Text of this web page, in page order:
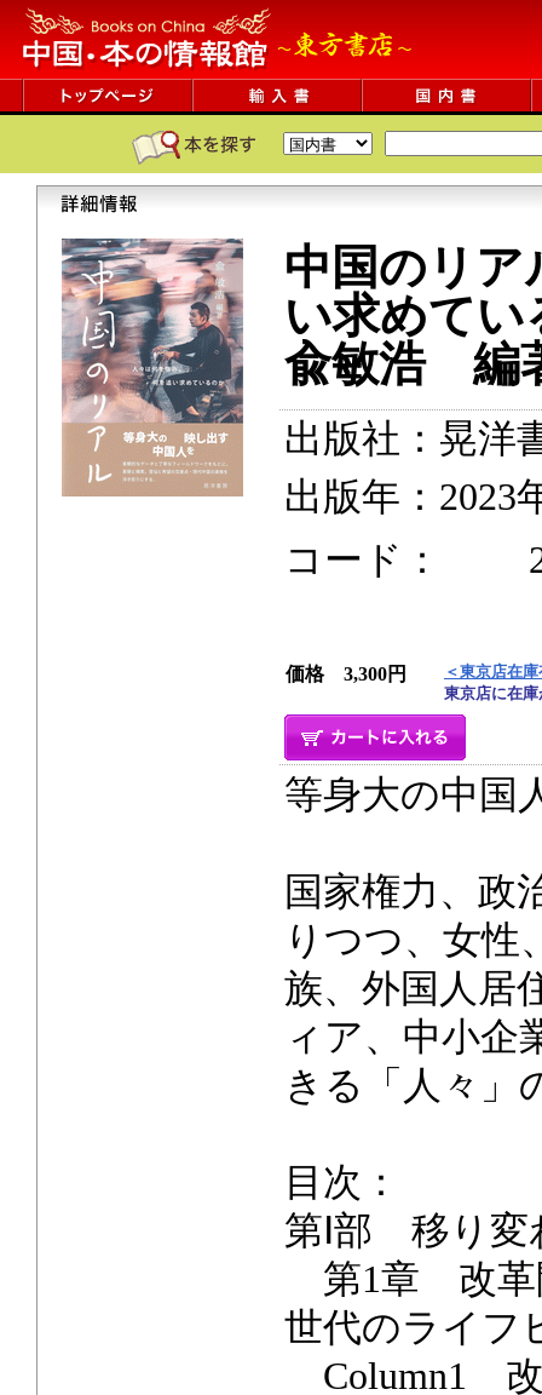
中国のリ
い求めてい
兪敏浩 編
出版社：晃洋
出版年：2023
コード：
価格 3,300円
＜東京店在
東京店に在
等身大の中国
国家権力、政
りつつ、女性
族、外国人居
ィア、中小企
きる「人々」
目次：
第Ⅰ部 移り変
第1章 改革
世代のライフ
Column1 改